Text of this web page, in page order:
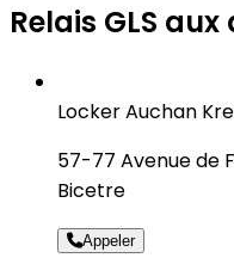
Relais GLS
Locker Auchan
57-77 Avenue de
Bicetre
Appeler